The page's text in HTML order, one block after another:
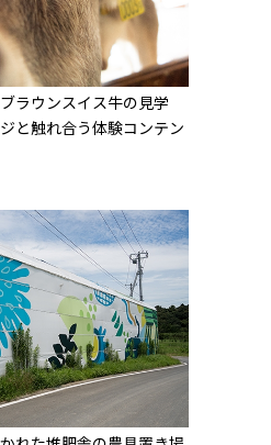
ラウンスイス牛の見学
と触れ合う体験コンテン